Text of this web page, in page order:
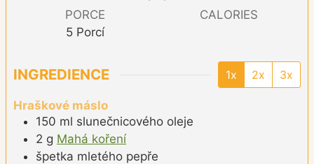
PORCE
5 Porcí
CALORIES
INGREDIENCE 1x 2x 3x
Hraškové máslo
150 ml slunečnicového oleje
2 g Mahá koření
špetka mletého pepře